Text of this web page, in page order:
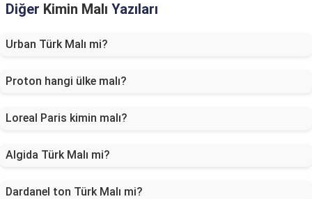
Diğer Kimin Malı Yazıları
Urban Türk Malı mi?
Proton hangi ülke malı?
Loreal Paris kimin malı?
Algida Türk Malı mi?
Dardanel ton Türk Malı mi?